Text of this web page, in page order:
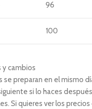
96
100
y cambios
se preparan en el mismo
si lo haces
Si quieres ver los